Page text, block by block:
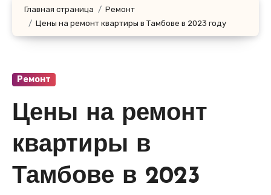
Главная страница
Ремонт
Цены на ремонт квартиры в Тамбове в 2023 году
Ремонт
Цены на ремонт
квартиры в
Тамбове в 2023